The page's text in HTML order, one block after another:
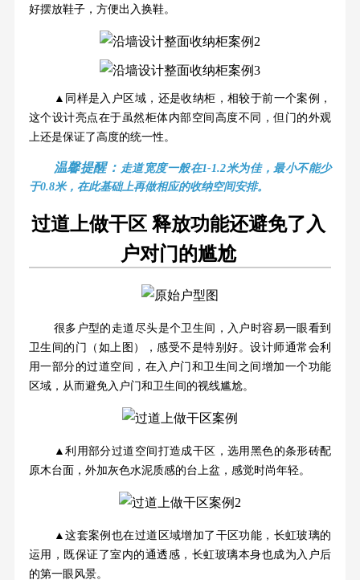
好摆放鞋子，方便出入换鞋。
▲同样是入户区域，还是收纳柜，相较于前一个案例，
这个设计亮点在于虽然柜体内部空间高度不同，但门的外观
上还是保证了高度的统一性。
温馨提醒： 走道宽度一般在1-1.2米为佳，最小不能少
于0.8米，在此基础上再做相应的收纳空间安排。
过道上做干区 释放功能还避免了入
户对门的尴尬
很多户型的走道尽头是个卫生间，入户时容易一眼看到
卫生间的门（如上图），感受不是特别好。设计师通常会利
用一部分的过道空间，在入户门和卫生间之间增加一个功能
区域，从而避免入户门和卫生间的视线尴尬。
▲利用部分过道空间打造成干区，选用黑色的条形砖配
原木台面，外加灰色水泥质感的台上盆，感觉时尚年轻。
▲这套案例也在过道区域增加了干区功能，长虹玻璃的
运用，既保证了室内的通透感，长虹玻璃本身也成为入户后
的第一眼风景。